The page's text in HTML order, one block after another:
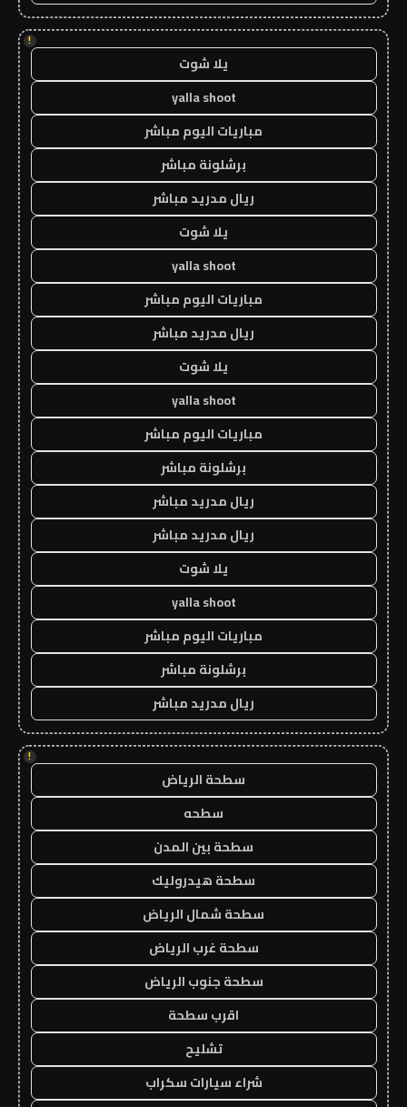
!
يلا شوت
yalla shoot
مباريات اليوم مباشر
برشلونة مباشر
ريال مدريد مباشر
يلا شوت
yalla shoot
مباريات اليوم مباشر
ريال مدريد مباشر
يلا شوت
yalla shoot
مباريات اليوم مباشر
برشلونة مباشر
ريال مدريد مباشر
ريال مدريد مباشر
يلا شوت
yalla shoot
مباريات اليوم مباشر
برشلونة مباشر
ريال مدريد مباشر
!
سطحة الرياض
سطحه
سطحة بين المدن
سطحة هيدروليك
سطحة شمال الرياض
سطحة غرب الرياض
سطحة جنوب الرياض
اقرب سطحة
تشليح
شراء سيارات سكراب